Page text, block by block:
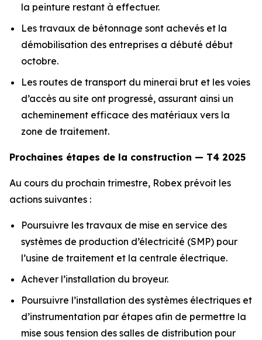
la peinture restant à effectuer.
Les travaux de bétonnage sont achevés et la
démobilisation des entreprises a débuté début
octobre.
Les routes de transport du minerai brut et les voies
d’accès au site ont progressé, assurant ainsi un
acheminement efficace des matériaux vers la
zone de traitement.
Prochaines étapes de la construction — T4 2025
Au cours du prochain trimestre, Robex prévoit les
actions suivantes :
Poursuivre les travaux de mise en service des
systèmes de production d’électricité (SMP) pour
l’usine de traitement et la centrale électrique.
Achever l’installation du broyeur.
Poursuivre l’installation des systèmes électriques et
d’instrumentation par étapes afin de permettre la
mise sous tension des salles de distribution pour